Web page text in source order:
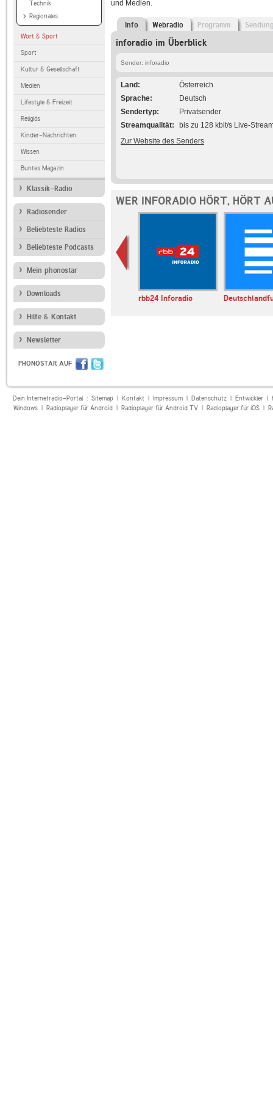
Technik
Regionales
Wort & Sport
Sport
Kultur & Gesellschaft
Medien
Lifestyle & Freizeit
Religiös
Kinder-Nachrichten
Wissen
Buntes Magazin
Klassik-Radio
Radiosender
Beliebteste Radios
Beliebteste Podcasts
Mein phonostar
Downloads
Hilfe & Kontakt
Newsletter
PHONOSTAR AUF
und Medien.
Info Webradio Programm
inforadio im Überblick
Sender: inforadio
Land
Österreich
Sprache
Deutsch
Sendertyp
Privatsender
Streamqualität
bis zu 128 kbit/s Live-
Zur Website des Senders
WER INFORADIO HÖRT, HÖRT
LIVE
tagesschau24 rbb24 Inforadio
Dein Internetradio-Portal : Sitemap| Kontakt| Impressum| Datenschutz| Entwickler|
Windows| Radioplayer für Android| Radioplayer für Android TV| Radioplayer für iOS|